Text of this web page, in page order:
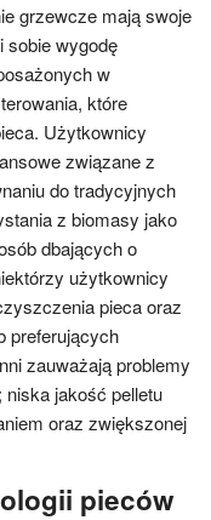
grzewcze mają swoje
sobie wygodę
w
które
Użytkownicy
związane z
do tradycyjnych
z biomasy jako
dbających o
użytkownicy
pieca oraz
preferujących
zauważają problemy
jakość pelletu
oraz zwiększonej
pieców